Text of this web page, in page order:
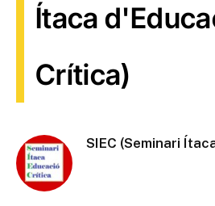
Ítaca
Crítica)
SIEC (Seminari